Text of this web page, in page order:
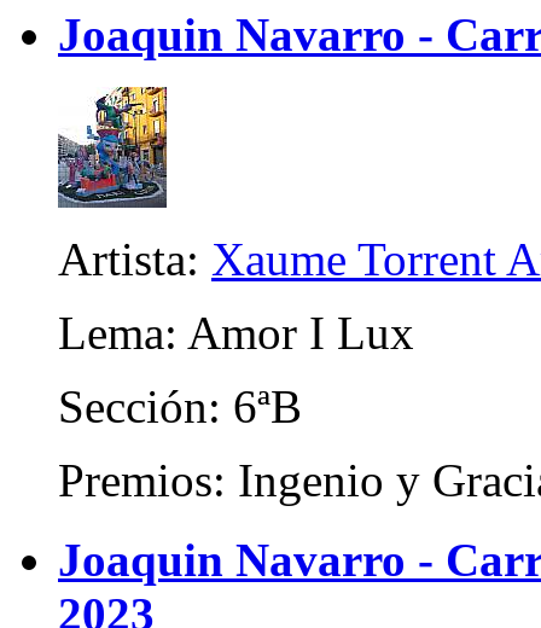
Joaquin Navarro -
Artista: Xaume Torrent
Lema: Amor I Lux
Sección: 6ªB
Premios: Ingenio y
Joaquin Navarro -
2023